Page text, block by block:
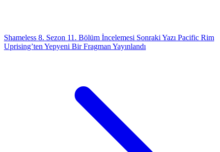
Shameless 8. Sezon 11. Bölüm İncelemesi Sonraki Yazı Pacific Rim
Uprising’ten Yepyeni Bir Fragman Yayınlandı